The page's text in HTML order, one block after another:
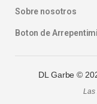
Sobre nosotros
Boton de
DL Garbe ©
Las